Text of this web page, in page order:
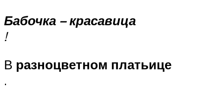
Бабочка – красавица
!
В разноцветном платьице
.